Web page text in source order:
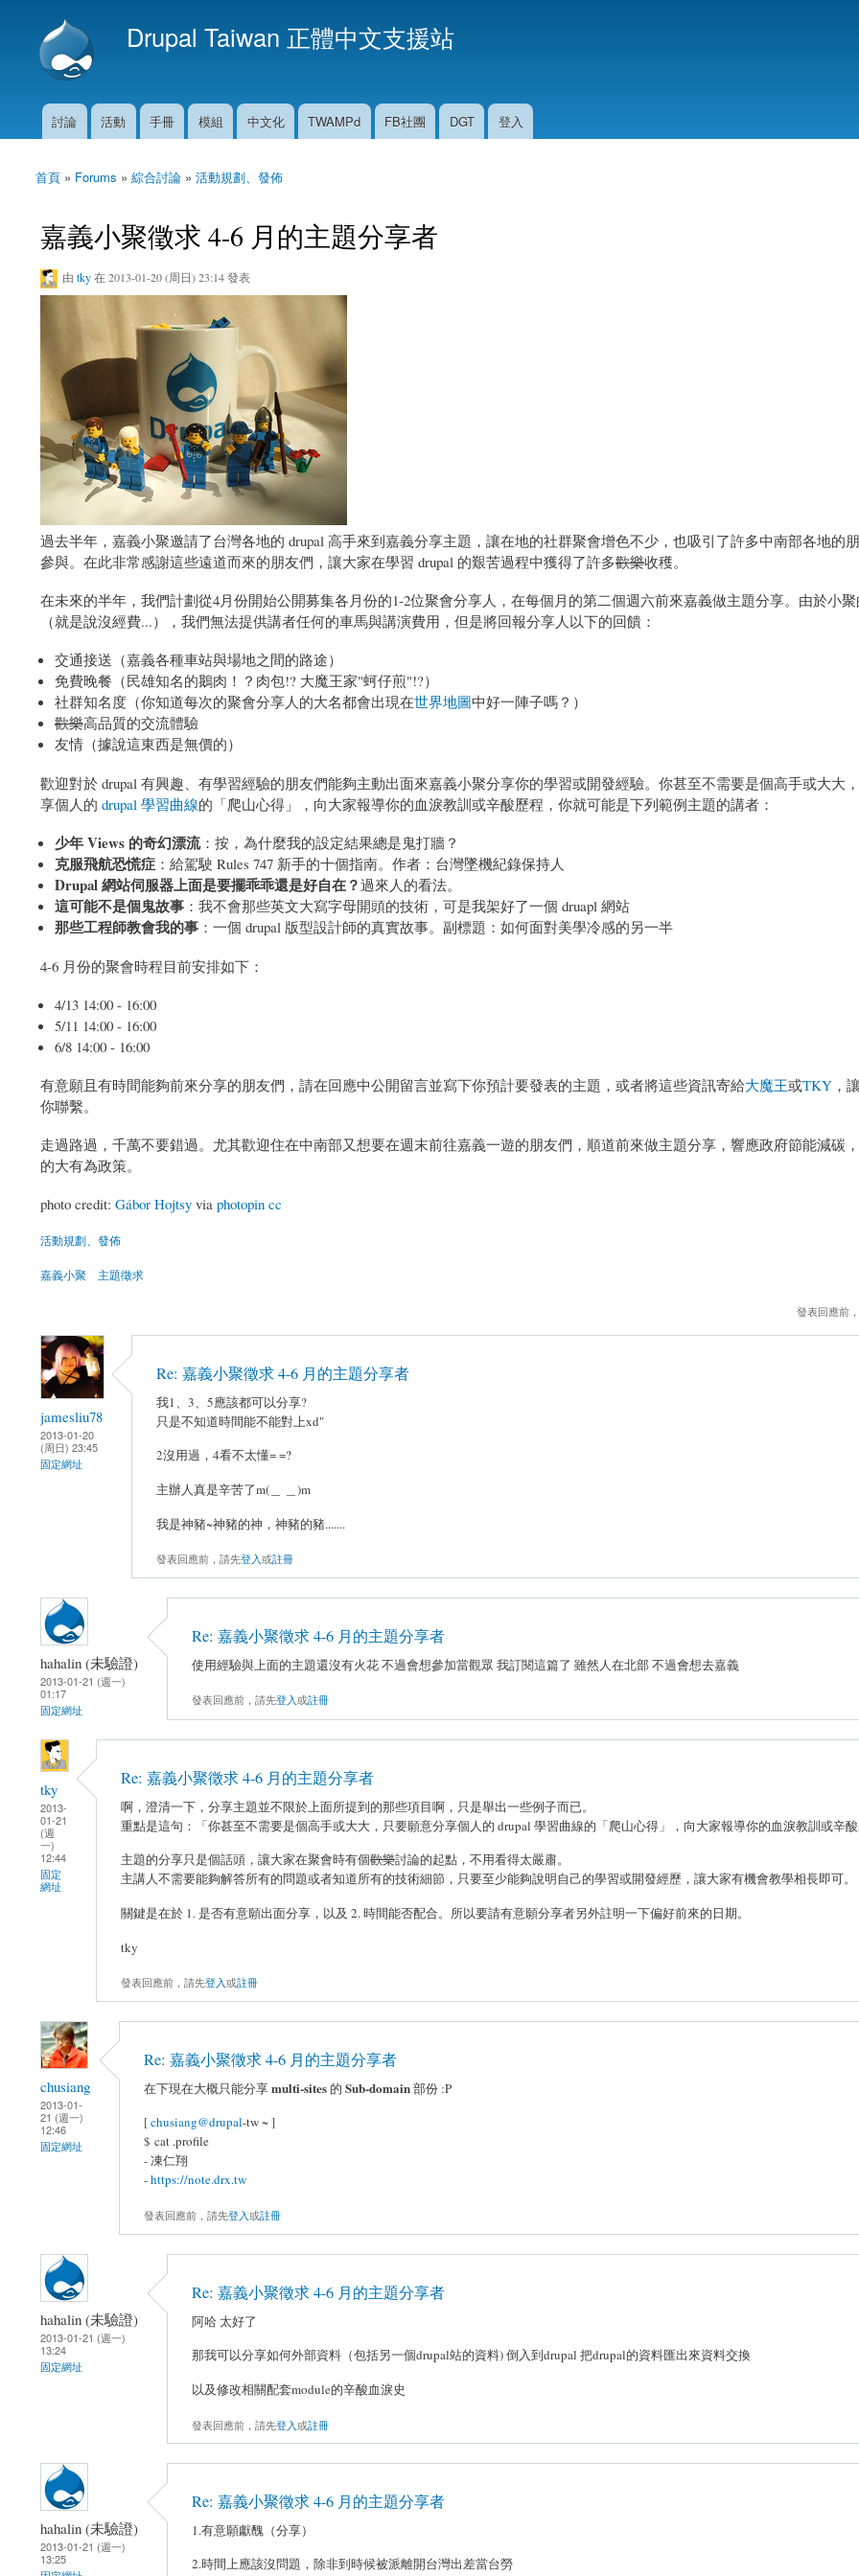
Drupal Taiwan 正體中文支援站
主選單
討論 活動 手冊 模組 中文化 TWAMPd FB社團 DGT 登入
您在這裡
首頁 » Forums » 綜合討論 » 活動規劃、發佈
嘉義小聚徵求 4-6 月的主題分享者
由 tky在 2013-01-20 (周日) 23:14 發表
過去半年，嘉義小聚邀請了台灣各地的 drupal 高手來到嘉義分享主題，讓在地的社群聚會增色不少，也吸引了許多中南部各地的
參與。在此非常感謝這些遠道而來的朋友們，讓大家在學習 drupal 的艱苦過程中獲得了許多歡樂收穫。
在未來的半年，我們計劃從4月份開始公開募集各月份的1-2位聚會分享人，在每個月的第二個週六前來嘉義做主題分享。由於小
（就是說沒經費...），我們無法提供講者任何的車馬與講演費用，但是將回報分享人以下的回饋：
交通接送（嘉義各種車站與場地之間的路途）
免費晚餐（民雄知名的鵝肉！？肉包!? 大魔王家"蚵仔煎"!?）
社群知名度（你知道每次的聚會分享人的大名都會出現在世界地圖中好一陣子嗎？）
歡樂高品質的交流體驗
友情（據說這東西是無價的）
歡迎對於 drupal 有興趣、有學習經驗的朋友們能夠主動出面來嘉義小聚分享你的學習或開發經驗。你甚至不需要是個高手或大大
享個人的 drupal 學習曲線的「爬山心得」，向大家報導你的血淚教訓或辛酸歷程，你就可能是下列範例主題的講者：
少年 Views 的奇幻漂流：按，為什麼我的設定結果總是鬼打牆？
克服飛航恐慌症 ：給駕駛 Rules 747 新手的十個指南。作者：台灣墜機紀錄保持人
Drupal 網站伺服器上面是要擺乖乖還是好自在？過來人的看法。
這可能不是個鬼故事 ：我不會那些英文大寫字母開頭的技術，可是我架好了一個 druapl 網站
那些工程師教會我的事 ：一個 drupal 版型設計師的真實故事。副標題：如何面對美學冷感的另一半
4-6 月份的聚會時程目前安排如下：
4/13 14:00 - 16:00
5/11 14:00 - 16:00
6/8 14:00 - 16:00
有意願且有時間能夠前來分享的朋友們，請在回應中公開留言並寫下你預計要發表的主題，或者將這些資訊寄給大魔王或TKY ，
你聯繫。
走過路過，千萬不要錯過。尤其歡迎住在中南部又想要在週末前往嘉義一遊的朋友們，順道前來做主題分享，響應政府節能減碳
的大有為政策。
photo credit: Gábor Hojtsy via photopin cc
活動規劃、發佈
嘉義小聚 主題徵求
發表回應前
jamesliu78
2013-01-20
(周日) 23:45
固定網址
Re: 嘉義小聚徵求 4-6 月的主題分享者
我1、3、5應該都可以分享?
只是不知道時間能不能對上xd"
2沒用過，4看不太懂= =?
主辦人真是辛苦了m(＿ ＿)m
我是神豬~神豬的神，神豬的豬.......
發表回應前，請先登入或註冊
hahalin (未驗證)
2013-01-21 (週一)
01:17
固定網址
Re: 嘉義小聚徵求 4-6 月的主題分享者
使用經驗與上面的主題還沒有火花 不過會想參加當觀眾 我訂閱這篇了 雖然人在北部 不過會想去嘉義
發表回應前，請先登入或註冊
tky
2013-
01-21
(週
一)
12:44
固定
網址
Re: 嘉義小聚徵求 4-6 月的主題分享者
啊，澄清一下，分享主題並不限於上面所提到的那些項目啊，只是舉出一些例子而已。
重點是這句：「你甚至不需要是個高手或大大，只要願意分享個人的 drupal 學習曲線的「爬山心得」，向大家報導你的血淚教訓或辛
主題的分享只是個話頭，讓大家在聚會時有個歡樂討論的起點，不用看得太嚴肅。
主講人不需要能夠解答所有的問題或者知道所有的技術細節，只要至少能夠說明自己的學習或開發經歷，讓大家有機會教學相長即可。
關鍵是在於 1. 是否有意願出面分享，以及 2. 時間能否配合。所以要請有意願分享者另外註明一下偏好前來的日期。
tky
發表回應前，請先登入或註冊
chusiang
2013-01-
21 (週一)
12:46
固定網址
Re: 嘉義小聚徵求 4-6 月的主題分享者
在下現在大概只能分享multi-sites 的 Sub-domain部份 :P
[chusiang@drupal-tw ~ ]
$ cat .profile
- 凍仁翔
-https://note.drx.tw
發表回應前，請先登入或註冊
hahalin (未驗證)
2013-01-21 (週一)
13:24
固定網址
Re: 嘉義小聚徵求 4-6 月的主題分享者
阿哈 太好了
那我可以分享如何外部資料（包括另一個drupal站的資料) 倒入到drupal 把drupal的資料匯出來資料交換
以及修改相關配套module的辛酸血淚史
發表回應前，請先登入或註冊
hahalin (未驗證)
2013-01-21 (週一)
13:25
Re: 嘉義小聚徵求 4-6 月的主題分享者
1.有意願獻醜（分享）
2.時間上應該沒問題，除非到時候被派離開台灣出差當台勞